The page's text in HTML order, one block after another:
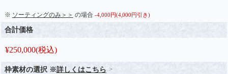
※ ソーティングのみ＞＞ の場合 -4,000円(4,000円引き)
合計価格
¥250,000(税込)
枠素材の選択 ※詳しくはこちら